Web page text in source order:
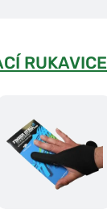
RUKAVICE